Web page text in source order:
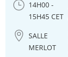
} 14H00 -
15H45 CET
 SALLE
MERLOT